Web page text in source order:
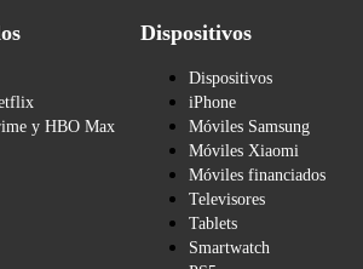
y HBO Max
Dispositivos
Dispositivos
iPhone
Móviles Samsung
Móviles Xiaomi
Móviles financiados
Televisores
Tablets
Smartwatch